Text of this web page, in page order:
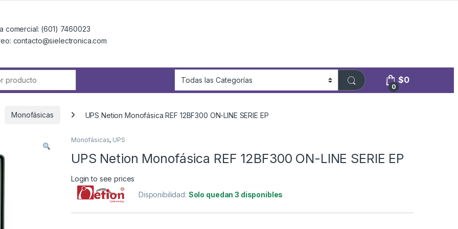
comercial: (601) 7460023
contacto@sielectronica.com
0
$0
Monofásicas UPS Netion Monofásica REF 12BF300 ON-LINE SERIE EP
Monofásicas, UPS
UPS Netion Monofásica REF 12BF300 ON-LINE SERIE EP
Login to see prices
Disponibilidad: Solo quedan 3 disponibles